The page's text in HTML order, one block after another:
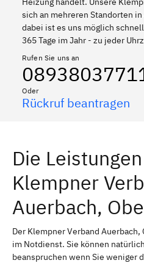
sich an mehreren Standorten
dabei ist es uns möglich
365 Tage im Jahr - zu jeder
Rufen Sie uns an
Oder
Rückruf beantragen
Die
Klempner
Auerbach,
Der Klempner Verband
im Notdienst. Sie können
beanspruchen wenn Sie weniger